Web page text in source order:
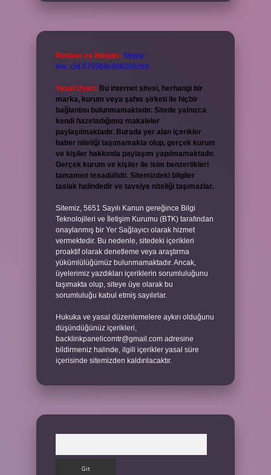
Reklam ve İletişim: Skype:
live:.cid.575569c608265c69
Yasal Uyarı: Bu internet sitesi, herhangi bir
marka, kurum veya şahıs şirketi ile hiçbir
bağlantısı bulunmamaktadır. Sitede yalnızca
kendi hazırladığımız makaleler
paylaşılmaktadır. Burada yer alan içerikler
haber niteliği taşımamakta olup, gerçek kurum
ve kişiler hakkında paylaşım yapılmamaktadır.
Gerçek kurum ve kişiler ile isim benzerlikleri
tamamen tesadüfidir. Sitemizdeki bilgiler
taslak halindedir ve tavsiye niteliği taşımazlar.
Sitemiz, 5651 Sayılı Kanun gereğince Bilgi
Teknolojileri ve İletişim Kurumu (BTK) tarafından
onaylanmış bir Yer Sağlayıcı olarak hizmet
vermektedir. Bu nedenle, sitedeki içerikleri
proaktif olarak denetleme veya araştırma
yükümlülüğümüz bulunmamaktadır. Ancak,
üyelerimiz yazdıkları içeriklerin sorumluluğunu
taşımakta olup, siteye üye olarak bu
sorumluluğu kabul etmiş sayılırlar.
Hukuka ve yasal düzenlemelere aykırı olduğunu
düşündüğünüz içerikleri,
backlinkpanelicomtr@gmail.com adresine
bildirmeniz halinde, ilgili içerikler yasal süre
içerisinde sitemizden kaldırılacaktır.